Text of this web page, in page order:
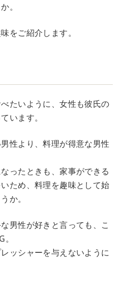
。
をご紹介します。
たいように、女性も彼氏の
います。
性より、料理が得意な男性
ったときも、家事ができる
ため、料理を趣味として始
か。
男性が好きと言っても、こ
ッシャーを与えないように